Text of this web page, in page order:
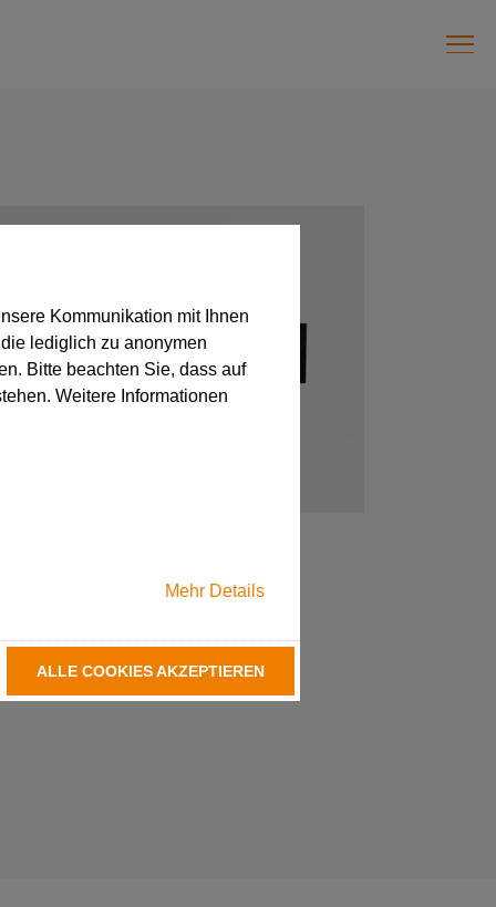
Kommunikation mit Ihnen
lediglich zu anonymen
Bitte beachten Sie, dass auf
Weitere Informationen
Mehr Details
ALLE COOKIES AKZEPTIEREN